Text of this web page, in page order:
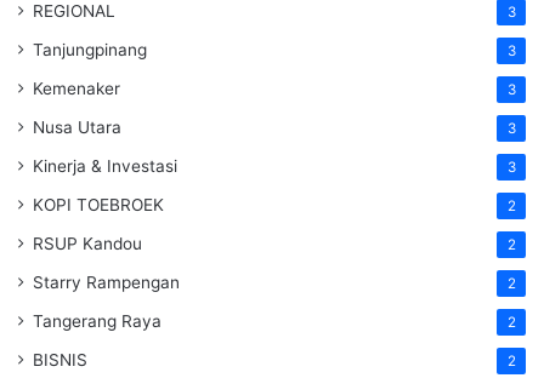
REGIONAL 3
Tanjungpinang 3
Kemenaker 3
Nusa Utara 3
Kinerja & Investasi 3
KOPI TOEBROEK 2
RSUP Kandou 2
Starry Rampengan 2
Tangerang Raya 2
BISNIS 2